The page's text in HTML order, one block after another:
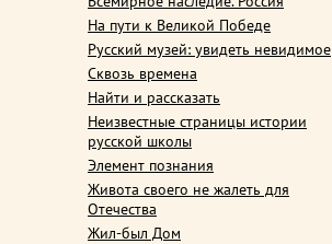
На пути к Великой Победе
Русский музей: увидеть невидимое
Сквозь времена
Найти и рассказать
Неизвестные страницы истории
русской школы
Элемент познания
Живота своего не жалеть для
Отечества
Жил-был Дом